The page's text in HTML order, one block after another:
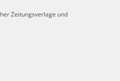
Zeitungsverlage und